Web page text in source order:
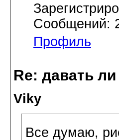
Сообщений:
Профиль
Re: давать
Viky
Все думаю,